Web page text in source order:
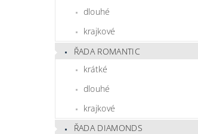
dlouhé
krajkové
ŘADA ROMANTIC
krátké
dlouhé
krajkové
ŘADA DIAMONDS